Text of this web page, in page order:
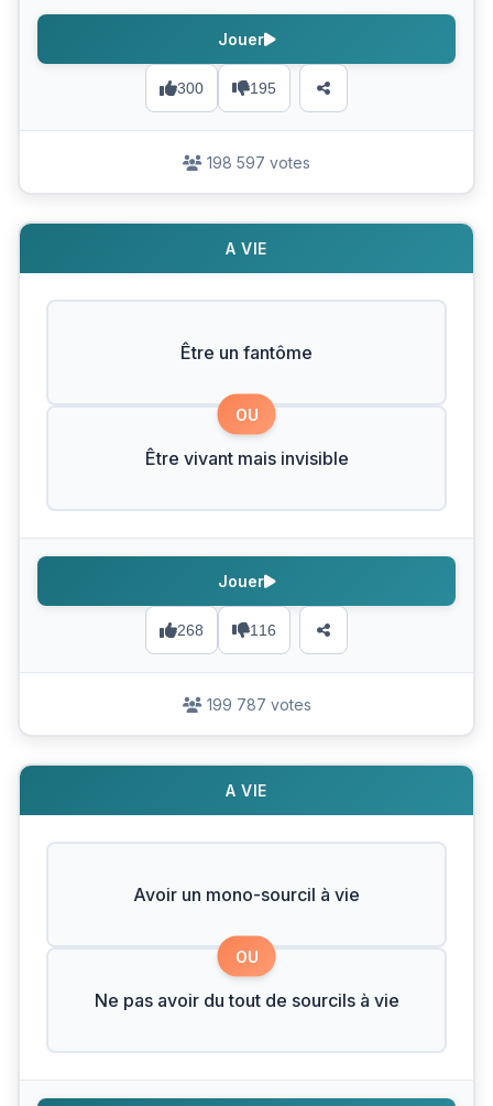
300 195
Jouer
198 597 votes
A VIE
Être un fantôme
OU
Être vivant mais invisible
268 116
Jouer
199 787 votes
A VIE
Avoir un mono-sourcil à vie
OU
Ne pas avoir du tout de sourcils à vie